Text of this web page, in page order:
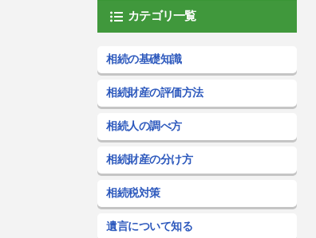
カテゴリ一覧
相続の基礎知識
相続財産の評価方法
相続人の調べ方
相続財産の分け方
相続税対策
遺言について知る